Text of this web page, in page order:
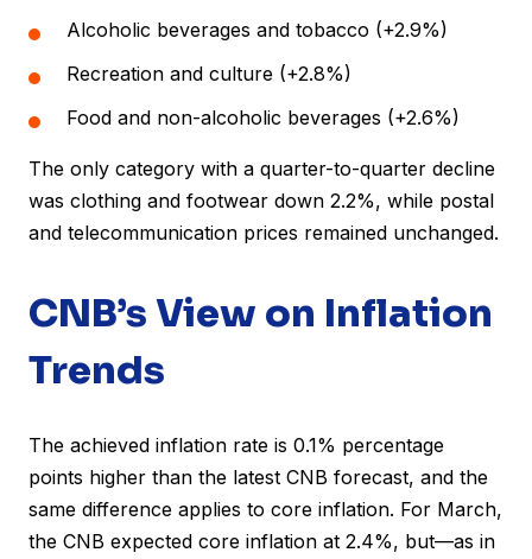
Alcoholic beverages and tobacco (+2.9%)
Recreation and culture (+2.8%)
Food and non-alcoholic beverages (+2.6%)
The only category with a quarter-to-quarter decline
was clothing and footwear down 2.2%, while postal
and telecommunication prices remained unchanged.
CNB’s View on Inflation
Trends
The achieved inflation rate is 0.1% percentage
points higher than the latest CNB forecast, and the
same difference applies to core inflation. For March,
the CNB expected core inflation at 2.4%, but—as in